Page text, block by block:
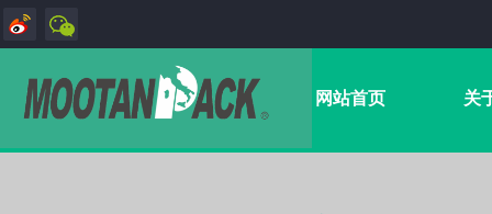
网站首页 关